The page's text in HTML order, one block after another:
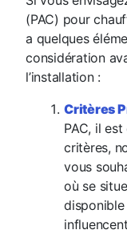
(PAC) pour
a quelques
considération
l’installation :
Critères
PAC, il
critères,
vous
où se
disponible